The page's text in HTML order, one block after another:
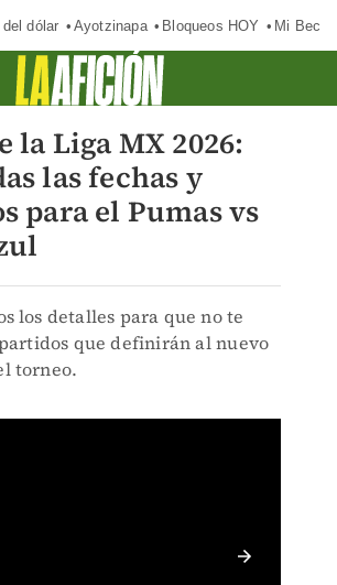
dólar Ayotzinapa Bloqueos HOY Mi Beca
la Liga MX 2026:
las fechas y
para el Pumas vs
los detalles para que no te
que definirán al nuevo
torneo.